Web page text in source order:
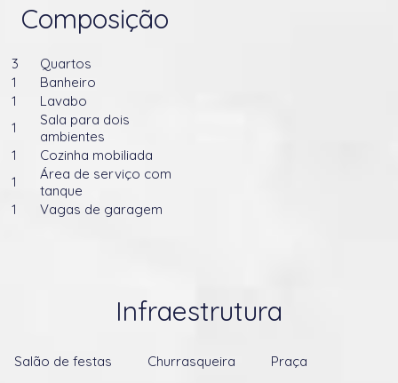
Composição
3
Quartos
1
Banheiro
1
Lavabo
1
Sala para dois
ambientes
1
Cozinha mobiliada
1
Área de serviço com
tanque
1
Vagas de garagem
Infraestrutura
Salão de festas Churrasqueira
Praça